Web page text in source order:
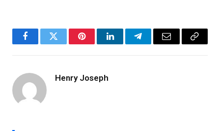
FacebookTwitter PinterestLinkedInTelegramEmail
Copy
Henry Joseph